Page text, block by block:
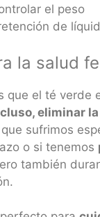
el peso
de
la salud
que el té verde
eliminar
sufrimos
o si tenemos
también